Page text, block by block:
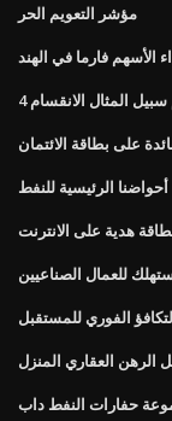
مؤشر التعويم الحر
الأسهم فارما في الهند
على بطاقة الائتمان
الرئيسية للنفط
هدية على الانترنت
للعمال الصناعيين
الفوري للمستقبل
الرهن العقاري المنزل
حفارات النفط داب